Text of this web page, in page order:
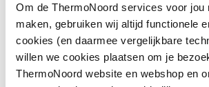
Om de ThermoNoord services voor jou
maken, gebruiken wij altijd functionele
cookies (en daarmee vergelijkbare
willen we cookies plaatsen om je
ThermoNoord website en webshop en
Aansluiting 1 Knel
Nom. diameter
aansluiting 1
Overig
Toon meer